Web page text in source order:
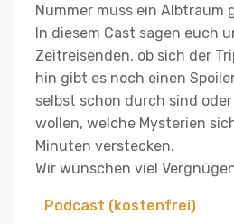
Nummer muss ein Albtraum
In diesem Cast sagen euch
Zeitreisenden, ob sich der
hin gibt es noch einen
selbst schon durch sind
wollen, welche Mysterien
Minuten verstecken.
Wir wünschen viel
Podcast (kostenfrei)